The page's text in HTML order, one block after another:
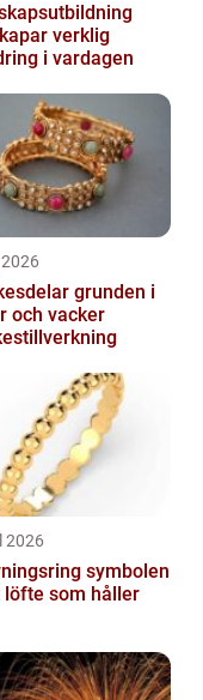
verklig
i vardagen
grunden i
och vacker
2026
symbolen
som håller